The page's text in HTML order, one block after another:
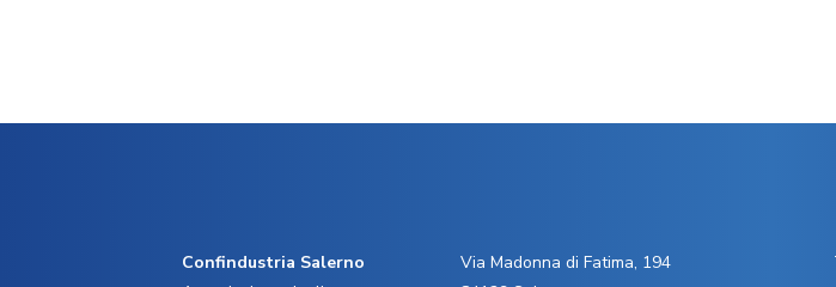
Confindustria Salerno
Via Madonna di Fatima, 194